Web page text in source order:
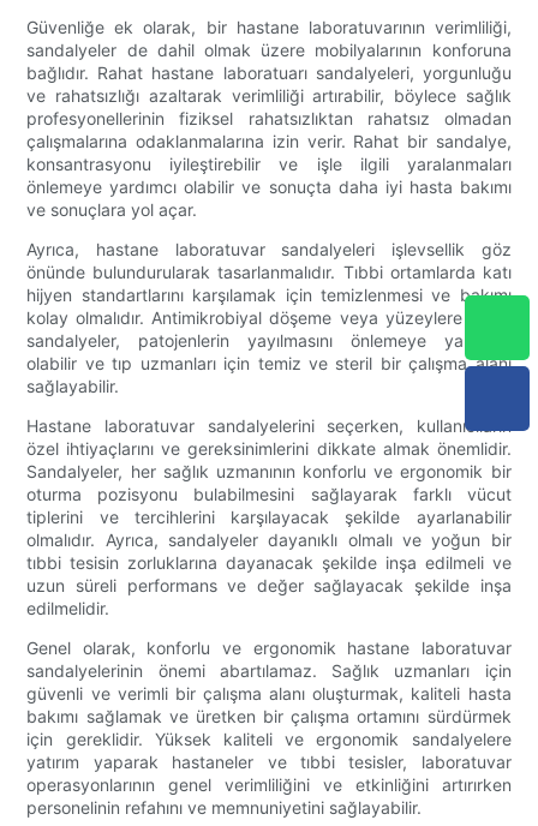
Güvenliğe ek olarak, bir hastane laboratuvarının verimliliği,
sandalyeler de dahil olmak üzere mobilyalarının konforuna
bağlıdır. Rahat hastane laboratuarı sandalyeleri, yorgunluğu
ve rahatsızlığı azaltarak verimliliği artırabilir, böylece sağlık
profesyonellerinin fiziksel rahatsızlıktan rahatsız olmadan
çalışmalarına odaklanmalarına izin verir. Rahat bir sandalye,
konsantrasyonu iyileştirebilir ve işle ilgili yaralanmaları
önlemeye yardımcı olabilir ve sonuçta daha iyi hasta bakımı
ve sonuçlara yol açar.
Ayrıca, hastane laboratuvar sandalyeleri işlevsellik göz
önünde bulundurularak tasarlanmalıdır. Tıbbi ortamlarda katı
hijyen standartlarını karşılamak için temizlenmesi ve bakımı
kolay olmalıdır. Antimikrobiyal döşeme veya yüzeylere sahip
sandalyeler, patojenlerin yayılmasını önlemeye yardımcı
olabilir ve tıp uzmanları için temiz ve steril bir çalışma alanı
sağlayabilir.
Hastane laboratuvar sandalyelerini seçerken, kullanıcıların
özel ihtiyaçlarını ve gereksinimlerini dikkate almak önemlidir.
Sandalyeler, her sağlık uzmanının konforlu ve ergonomik bir
oturma pozisyonu bulabilmesini sağlayarak farklı vücut
tiplerini ve tercihlerini karşılayacak şekilde ayarlanabilir
olmalıdır. Ayrıca, sandalyeler dayanıklı olmalı ve yoğun bir
tıbbi tesisin zorluklarına dayanacak şekilde inşa edilmeli ve
uzun süreli performans ve değer sağlayacak şekilde inşa
edilmelidir.
Genel olarak, konforlu ve ergonomik hastane laboratuvar
sandalyelerinin önemi abartılamaz. Sağlık uzmanları için
güvenli ve verimli bir çalışma alanı oluşturmak, kaliteli hasta
bakımı sağlamak ve üretken bir çalışma ortamını sürdürmek
için gereklidir. Yüksek kaliteli ve ergonomik sandalyelere
yatırım yaparak hastaneler ve tıbbi tesisler, laboratuvar
operasyonlarının genel verimliliğini ve etkinliğini artırırken
personelinin refahını ve memnuniyetini sağlayabilir.